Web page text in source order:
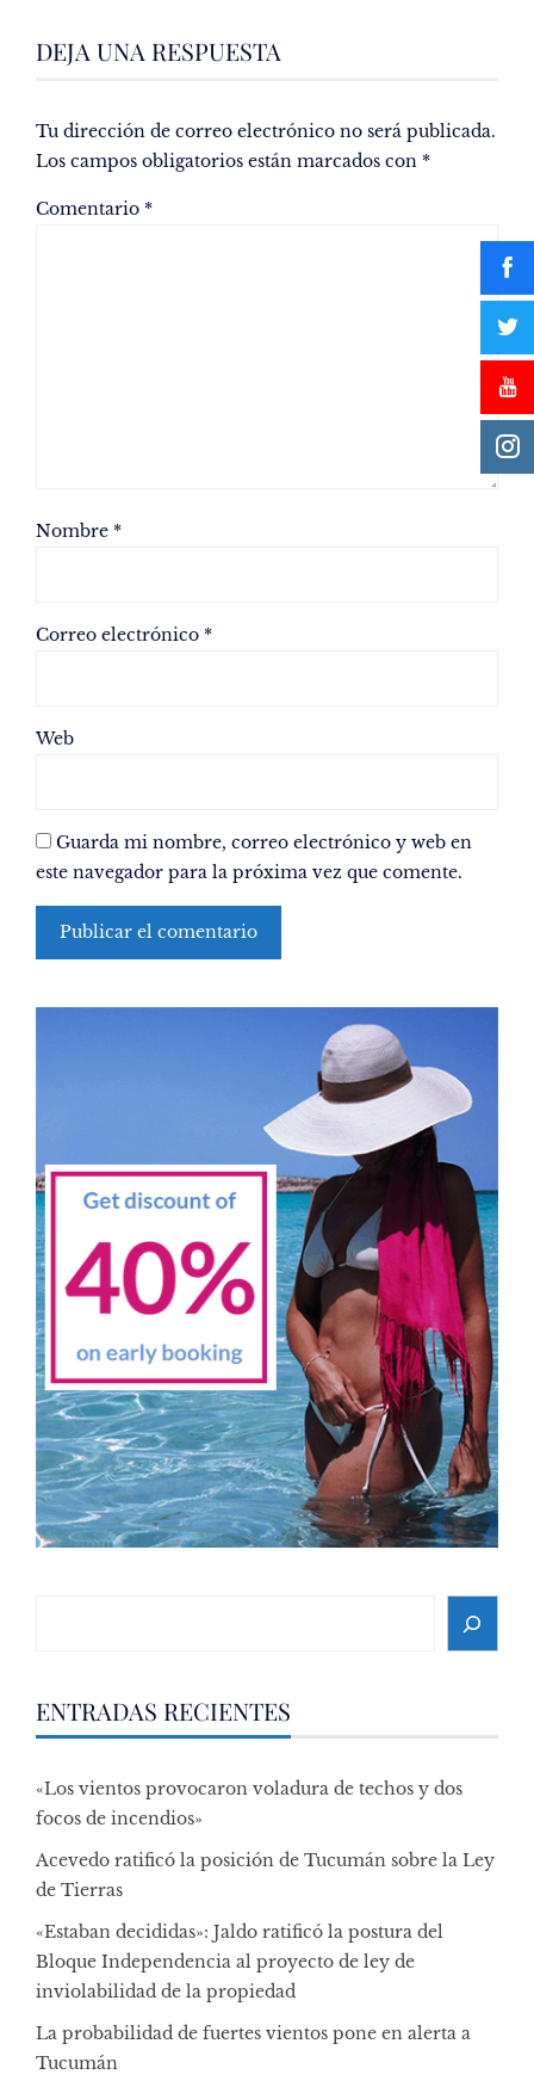
DEJA UNA RESPUESTA
Tu dirección de correo electrónico no será publicada.
Los campos obligatorios están marcados con *
Comentario *
Nombre *
Correo electrónico *
Web
Guarda mi nombre, correo electrónico y web en
este navegador para la próxima vez que comente.
ENTRADAS RECIENTES
«Los vientos provocaron voladura de techos y dos
focos de incendios»
Acevedo ratificó la posición de Tucumán sobre la Ley
de Tierras
«Estaban decididas»: Jaldo ratificó la postura del
Bloque Independencia al proyecto de ley de
inviolabilidad de la propiedad
La probabilidad de fuertes vientos pone en alerta a
Tucumán